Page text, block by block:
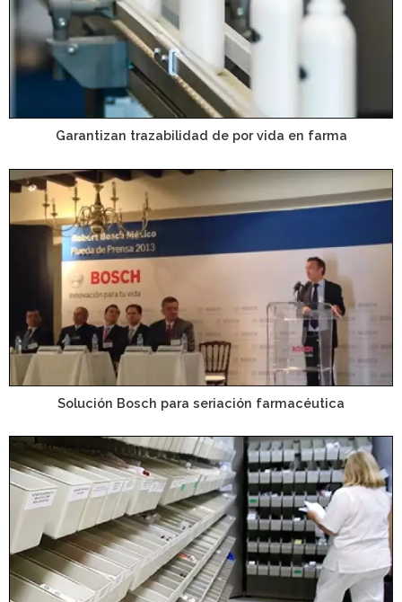
Garantizan trazabilidad de por vida en farma
Solución Bosch para seriación farmacéutica